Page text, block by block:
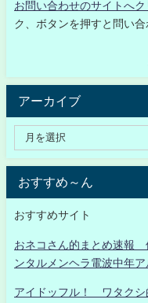
お問い合わせのサイトへ
ク、ボタンを押すと問い
アーカイブ
おすすめ～ん
おすすめサイト
おネコさん的まとめ速報
ンタルメンヘラ電波中年
アイドッフル！ ワタク